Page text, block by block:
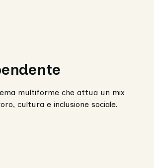
multiforme che attua un mix
cultura e inclusione sociale.